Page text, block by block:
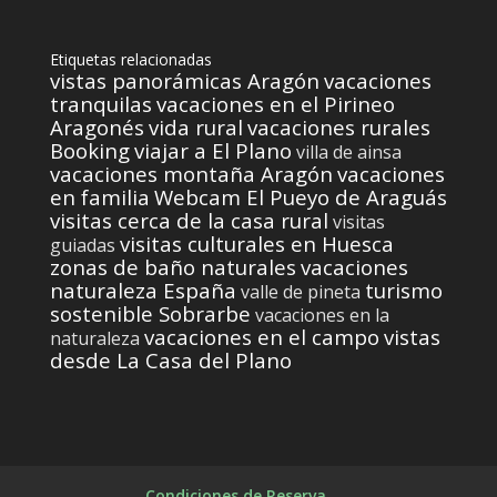
Etiquetas relacionadas
vistas panorámicas Aragón vacaciones
tranquilas vacaciones en el Pirineo
Aragonés vida rural vacaciones rurales
Bookingviajar a El Plano villa de ainsa
vacaciones montaña Aragón vacaciones
en familia Webcam El Pueyo de Araguás
visitas cerca de la casa rural visitas
guiadas visitas culturales en Huesca
zonas de baño naturales vacaciones
naturaleza España valle de pineta turismo
sostenible Sobrarbe vacaciones en la
naturaleza vacaciones en el campo vistas
desde La Casa del Plano